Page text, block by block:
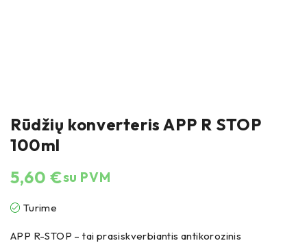
Rūdžių konverteris APP R STOP
100ml
5,60 €su PVM
Turime
APP R-STOP – tai prasiskverbiantis antikorozinis